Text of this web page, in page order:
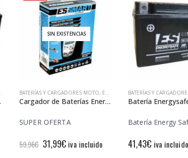
SIN EXISTENCIAS
BATERÍAS Y CARGADORES MOTO, ENERGY SAFE
Cargador de Baterías Energysafe Evolution
SUPER OFERTA
59,96€ El
precio
31,99€Eliva incluido
BATERÍAS Y
Batería Energy
41,43€ iva incluido